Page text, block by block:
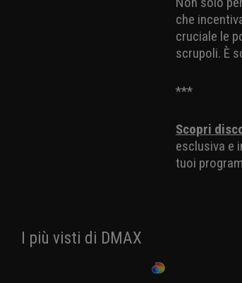
che
cruciale le
scrupoli. È
***
Scopri
esclusiva e
tuoi
I più visti di DMAX